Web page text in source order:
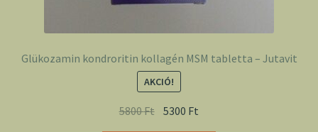
Glükozamin kondroritin kollagén MSM tabletta – Jutavit
AKCIÓ!
5800Ft 5300 Ft